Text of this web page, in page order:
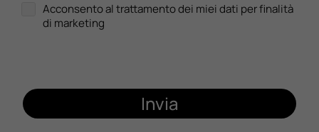
Acconsento al trattamento dei miei dati per finalità
di marketing
Invia